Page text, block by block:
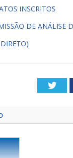
INSCRITOS
DE ANÁLISE